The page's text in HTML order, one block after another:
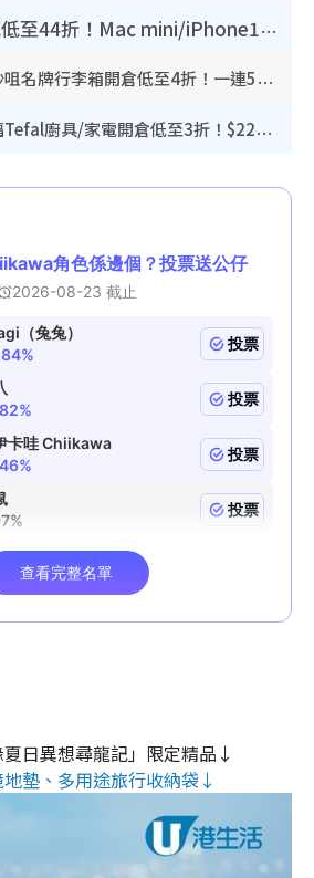
豐澤優惠勁減低至44折！Mac mini/iPhone17Pro大減價！廚房家電$220起
開倉優惠｜尖沙咀名牌行李箱開倉低至4折！一連5日 American Tourister/ace./Hallmark $200起！
廚具開倉｜特福Tefal廚具/家電開倉低至3折！$220起買平底鍋/炒鑊/湯煲！電飯煲/吸塵機/燙斗$418起
日異想尋龍記」限定精品↓
墊、多用途旅行收納袋↓